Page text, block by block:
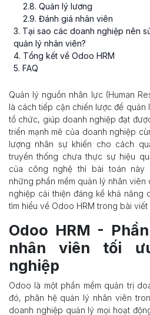
2.8. Quản lý lương
2.9. Đánh giá nhân viên
3. Tại sao các doanh nghiệp nên
quản lý nhân viên?
4. Tổng kết về Odoo HRM
5. FAQ
Quản lý nguồn nhân lực (Human
là cách tiếp cận chiến lược để
tổ chức, giúp doanh nghiệp đạt
triển mạnh mẽ của doanh nghiệp
lượng nhân sự khiến cho cách
truyền thống chưa thực sự hiệu
của công nghệ thì bài toán này
những phần mềm quản lý nhân
nghiệp cải thiện đáng kể khả năng
tìm hiểu về Odoo HRM trong bài viết
Odoo HRM -
nhân viên tối
nghiệp
Odoo là một phần mềm quản trị
đó, phân hệ quản lý nhân viên
doanh nghiệp quản lý mọi hoạt